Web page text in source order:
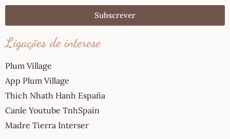
Subscrever
Ligações de interese
Plum Village
App Plum Village
Thich Nhath Hanh España
Canle Youtube TnhSpain
Madre Tierra Interser